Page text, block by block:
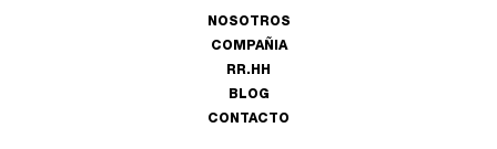
NOSOTROS
COMPAÑIA
RR.HH
BLOG
CONTACTO